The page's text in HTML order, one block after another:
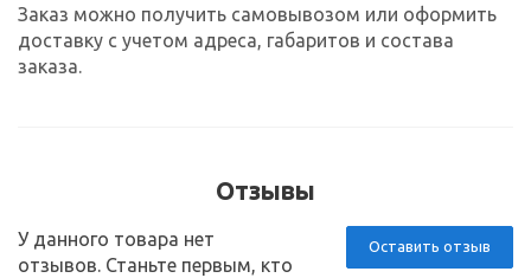
Заказ можно получить самовывозом или оформить
доставку с учетом адреса, габаритов и состава
заказа.
Отзывы
Оставить отзыв
У данного товара нет
отзывов. Станьте первым, кто